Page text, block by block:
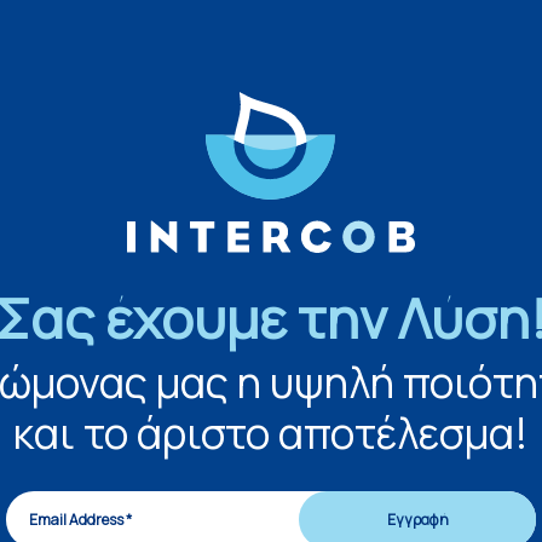
έχουμε την
μας η υψηλή
και το άριστο αποτέλεσμα!